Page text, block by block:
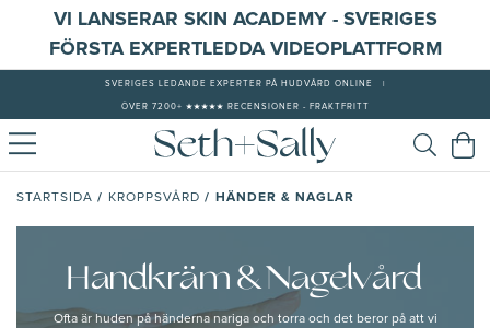
VI LANSERAR SKIN ACADEMY - SVERIGES
FÖRSTA EXPERTLEDDA VIDEOPLATTFORM
SVERIGES LEDANDE EXPERTER PÅ HUDVÅRD ONLINE
ÖVER 7200+ ★★★★★ RECENSIONER - FRAKTFRITT
STARTSIDA / KROPPSVÅRD / HÄNDER & NAGLAR
Handkräm & Nagelvård
Ofta är huden på händerna nariga och torra och det beror på att vi